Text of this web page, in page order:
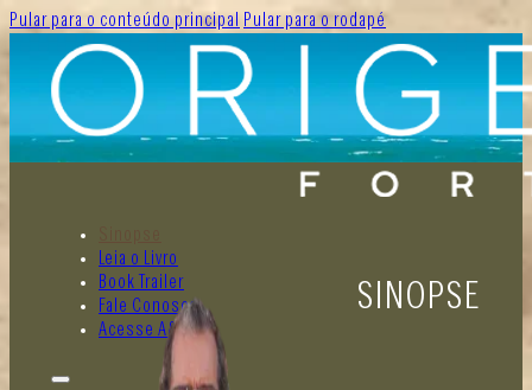
Pular para o conteúdo principal Pular para o rodapé
Leia o Livro
Book Trailer
Fale Conosco
Acesse A&B
SINOPSE